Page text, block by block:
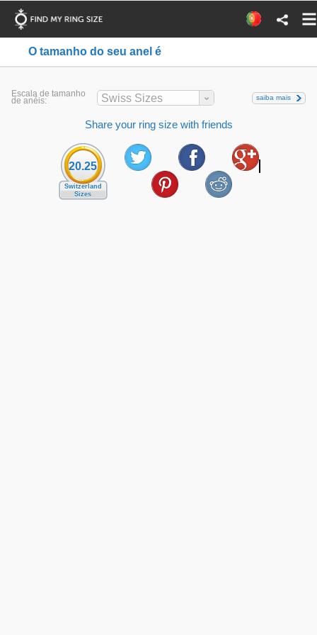
O tamanho do seu anel é
Escala de tamanho
de anéis: Swiss Sizes saiba mais
Share your ring size with friends
20.25
Switzerland
Sizes